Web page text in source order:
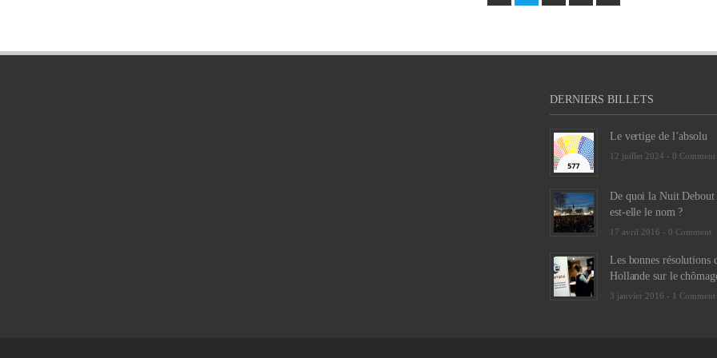
DERNIERS BILLETS
Le vertige de l’absolu
12 juillet 2024 - 0 Comment
De quoi la Nuit Debout
est-elle le nom ?
17 avril 2016 - 0 Comment
Les bonnes résolutions
Hollande sur le
3 janvier 2016 - 1 Comment